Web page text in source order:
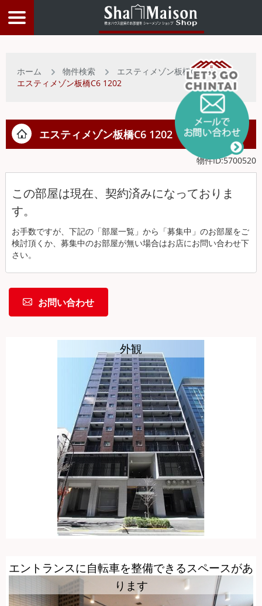
お客様サービス
入居者サポート
トップページ
ホーム 物件検索
エスティメゾン板橋C6
エスティメゾン板橋C6 1202
エスティメゾン板橋C6 1202
物件ID:5700520
この部屋は現在、契約済みになっておりま
す。
お手数ですが、下記の「部屋一覧」から「募集中」のお部屋をご
検討頂くか、募集中のお部屋が無い場合はお店にお問い合わせ下
さい。
お問い合わせ
外観
エントランスに自転車を整備できるスペースがあ
ります